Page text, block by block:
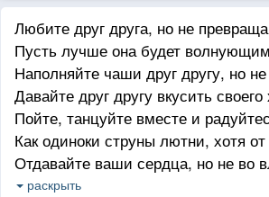
Любите друг друга, но не
Пусть лучше она будет
Наполняйте чаши друг другу, но
Давайте друг другу вкусить
Пойте, танцуйте вместе и
Как одиноки струны лютни, хотя
Отдавайте ваши сердца, но не во
Ибо лишь рука жизни может
раскрыть